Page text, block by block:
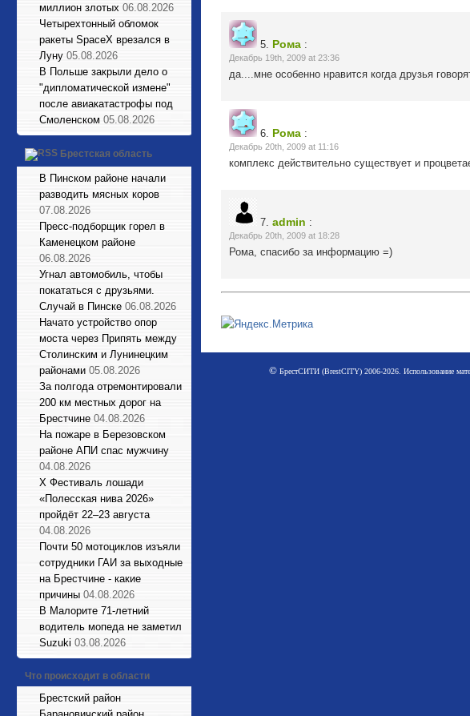
миллион злотых 06.08.2026
Четырехтонный обломок
ракеты SpaceX врезался в
Луну 05.08.2026
В Польше закрыли дело о
"дипломатической измене"
после авиакатастрофы под
Смоленском 05.08.2026
Брестская область
В Пинском районе начали
разводить мясных коров
07.08.2026
Пресс-подборщик горел в
Каменецком районе
06.08.2026
Угнал автомобиль, чтобы
покататься с друзьями.
Случай в Пинске 06.08.2026
Начато устройство опор
моста через Припять между
Столинским и Лунинецким
районами 05.08.2026
За полгода отремонтировали
200 км местных дорог на
Брестчине 04.08.2026
На пожаре в Березовском
районе АПИ спас мужчину
04.08.2026
X Фестиваль лошади
«Полесская нива 2026»
пройдёт 22–23 августа
04.08.2026
Почти 50 мотоциклов изъяли
сотрудники ГАИ за выходные
на Брестчине - какие
причины 04.08.2026
В Малорите 71-летний
водитель мопеда не заметил
Suzuki 03.08.2026
Что происходит в области
Брестский район
5. Рома :
Декабрь 19th, 2009 at 23:36
да....мне особенно нравится когда друзья
6. Рома :
Декабрь 20th, 2009 at 11:16
комплекс действительно существует и
7. admin :
Декабрь 20th, 2009 at 18:28
Рома, спасибо за информацию =)
©БрестСИТИ (BrestCITY) 2006-2026. Использование